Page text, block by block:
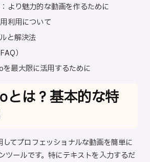
より魅力的な動画を作るために
利用について
と解決法
）
最大限に活用するために
とは？基本的な特
てプロフェッショナルな動画を簡単に
ツールです。特にテキストを入力するだ